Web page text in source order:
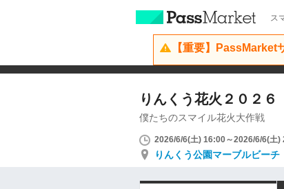
ス
【重要】PassMarket
りんくう花火２０２６
僕たちのスマイル花火大作戦
2026/6/6(土) 16:00～2026/6/6(土)
りんくう公園マーブルビーチ